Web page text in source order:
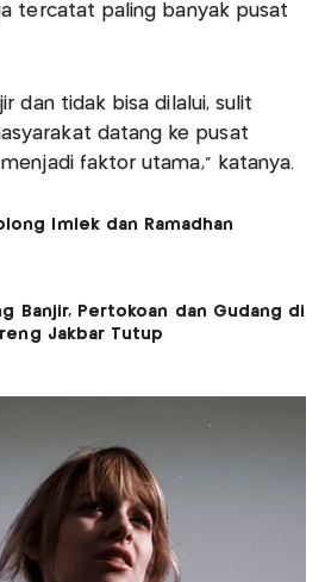
tercatat paling banyak pusat
dan tidak bisa dilalui, sulit
datang ke pusat
faktor utama," katanya.
Imlek dan Ramadhan
Banjir, Pertokoan dan Gudang di
Jakbar Tutup